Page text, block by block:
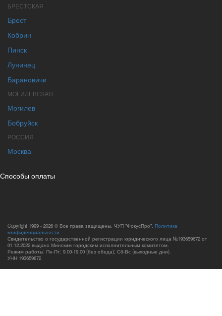
БРЕСТСКАЯ
Брест
Кобрин
Пинск
Лунинец
Барановичи
МОГИЛЕВСКАЯ
Могилев
Бобруйск
РОССИЯ
Москва
Способы оплаты
Copyright 1999 - 2026 © Все права защищены. ЧУП "ФокусПро". Политика
конфиденциальности
Свидетельство о государственной регистрации юридического лица №193659672 от
01.12.2022 выдано Минским городским исполнительным комитетом.
Режим работы: Пн-Пт: 9.00-19.00 (без обеда); Сб-Вс (выходные дни).
УНН 193659672